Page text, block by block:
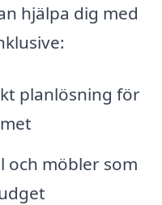
hjälpa dig med
planlösning för
och möbler som